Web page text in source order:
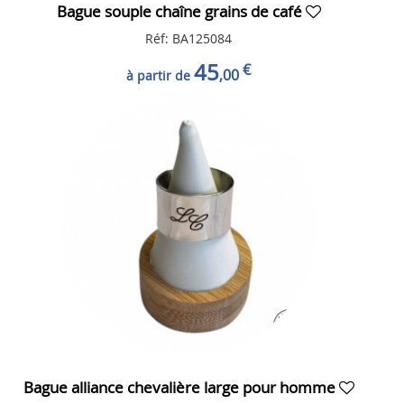
Bague souple chaîne grains de café
Réf: BA125084
à partir de 45,00€
Bague alliance chevalière large pour homme